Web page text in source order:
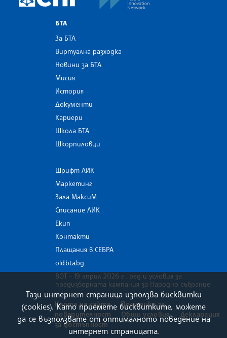
БТА
За БТА
Виртуална разходка
Новини за БТА
Мисия
История
Документи
Кариери
Школа БТА
Шкорпиловци
Шрифт ЛИК
Маркетинг
Зала МаксиМ
Списание ЛИК
Екип
Контакти
Плащания в СЕБРА
old.bta.bg
ВОТ - 19 април 2026 г . ред и условия за
предизборната кампания за Народно събрание
Карта на сайта
Политика за
поверителност
Общи условия
Декларация
за достъпност
Тази интернет страница използва бисквитки
(cookies). Като приемете бисквитките, можете
да се възползвате от оптималното поведение на
интернет страницата.